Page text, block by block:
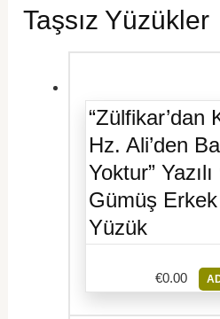
Taşsız Yüzükler
“Zülfikar’dan
Hz. Ali’den
Yoktur”
Gümüş
Yüzük
€0.00